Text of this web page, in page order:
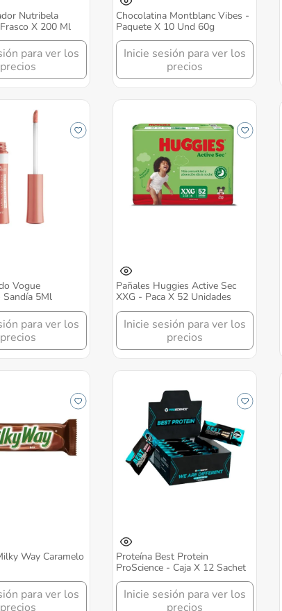
Nutribela
X 200 Ml
para ver los
precios
Chocolatina Montblanc Vibes -
Paquete X 10 Und 60g
Inicie sesión para ver los
precios
Vogue
Sandía 5Ml
para ver los
precios
Pañales Huggies Active Sec
XXG - Paca X 52 Unidades
Inicie sesión para ver los
precios
Way Caramelo
para ver los
precios
Proteína Best Protein
ProScience - Caja X 12 Sachet
Inicie sesión para ver los
precios